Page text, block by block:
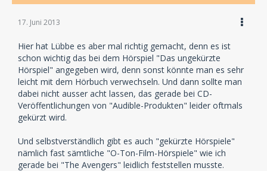
17. Juni 2013
Hier hat Lübbe es aber mal richtig gemacht, denn es ist
schon wichtig das bei dem Hörspiel "Das ungekürzte
Hörspiel" angegeben wird, denn sonst könnte man es sehr
leicht mit dem Hörbuch verwechseln. Und dann sollte man
dabei nicht ausser acht lassen, das gerade bei CD-
Veröffentlichungen von "Audible-Produkten" leider oftmals
gekürzt wird.
Und selbstverständlich gibt es auch "gekürzte Hörspiele"
nämlich fast sämtliche "O-Ton-Film-Hörspiele" wie ich
gerade bei "The Avengers" leidlich feststellen musste.